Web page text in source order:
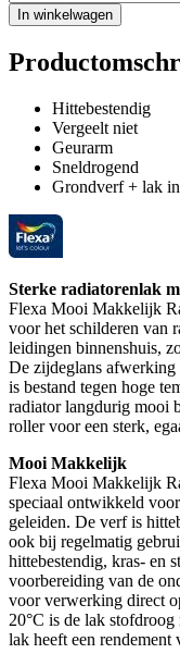
In winkelwagen
Hittebestendig
Vergeelt niet
Geurarm
Sneldrogend
Grondverf + lak in
Sterke radiatorenlak
Flexa Mooi Makkelijk
voor het schilderen van
leidingen binnenshuis,
De zijdeglans afwerking
is bestand tegen hoge
radiator langdurig mooi
roller voor een sterk,
Mooi Makkelijk
Flexa Mooi Makkelijk
speciaal ontwikkeld
geleiden. De verf is
ook bij regelmatig
hittebestendig, kras- en
voorbereiding van de
voor verwerking direct
20°C is de lak
lak heeft een rendement